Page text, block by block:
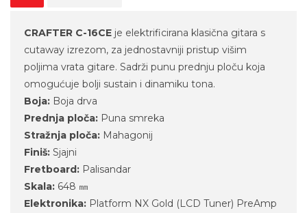
CRAFTER C-16CE je elektrificirana klasična gitara s
cutaway izrezom, za jednostavniji pristup višim
poljima vrata gitare. Sadrži punu prednju ploču koja
omogućuje bolji sustain i dinamiku tona.
Boja: Boja drva
Prednja ploča: Puna smreka
Stražnja ploča: Mahagonij
Finiš: Sjajni
Fretboard: Palisandar
Skala: 648 ㎜
Elektronika: Platform NX Gold (LCD Tuner) PreAmp